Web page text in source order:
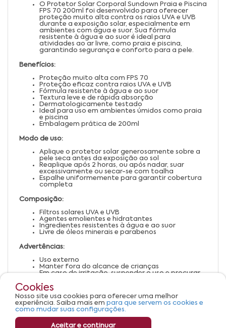
O Protetor Solar Corporal Sundown Praia e Piscina
FPS 70 200ml foi desenvolvido para oferecer
proteção muito alta contra os raios UVA e UVB
durante a exposição solar, especialmente em
ambientes com água e suor. Sua fórmula
resistente à água e ao suor é ideal para
atividades ao ar livre, como praia e piscina,
garantindo segurança e conforto para a pele.
Benefícios:
Proteção muito alta com FPS 70
Proteção eficaz contra raios UVA e UVB
Fórmula resistente à água e ao suor
Textura leve e de rápida absorção
Dermatologicamente testado
Ideal para uso em ambientes úmidos como praia
e piscina
Embalagem prática de 200ml
Modo de uso:
Aplique o protetor solar generosamente sobre a
pele seca antes da exposição ao sol
Reaplique após 2 horas, ou após nadar, suar
excessivamente ou secar-se com toalha
Espalhe uniformemente para garantir cobertura
completa
Composição:
Filtros solares UVA e UVB
Agentes emolientes e hidratantes
Ingredientes resistentes à água e ao suor
Livre de óleos minerais e parabenos
Advertências:
Uso externo
Manter fora do alcance de crianças
Em caso de irritação, suspender o uso e procurar
Evitar contato com os olhos; caso ocorra,
enxaguar abundantemente com água
Conservar em local fresco e ao abrigo da luz
direta
Cookies
Nosso site usa cookies para oferecer uma melhor
experiência. Saiba mais em para que servem os cookies e
como mudar suas configurações.
Aceitar e continuar